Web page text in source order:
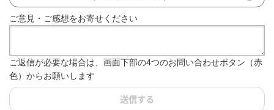
ご意見・ご感想をお寄せください
ご返信が必要な場合は、画面下部の4つのお問い合わせボタン（赤
色）からお願いします
送信する